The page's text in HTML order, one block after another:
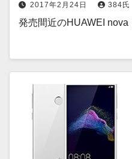
2017年2月24日 384氏
発売間近のHUAWEI